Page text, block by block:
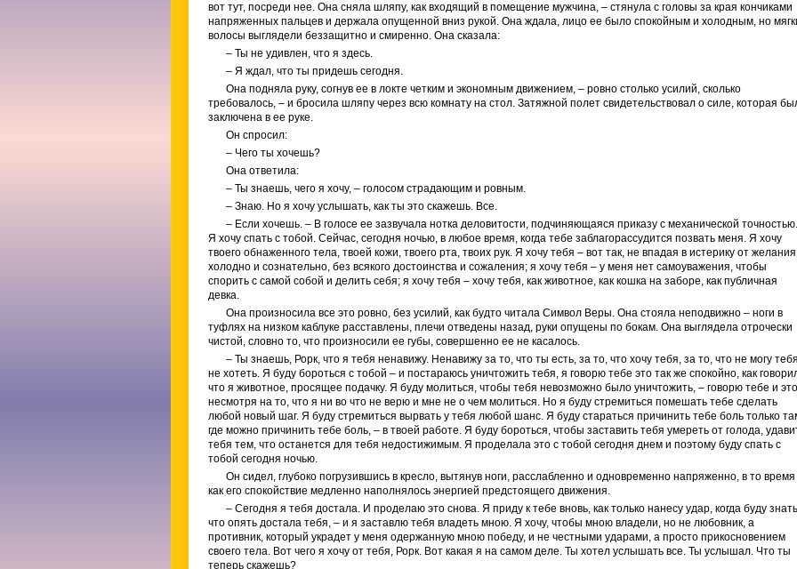
вот тут, посреди нее. Она сняла шляпу, как входящий в помещение мужчина, – стянула с головы за края кончиками
напряженных пальцев и держала опущенной вниз рукой. Она ждала, лицо ее было спокойным и холодным, но
волосы выглядели беззащитно и смиренно. Она сказала:
– Ты не удивлен, что я здесь.
– Я ждал, что ты придешь сегодня.
Она подняла руку, согнув ее в локте четким и экономным движением, – ровно столько усилий, сколько
требовалось, – и бросила шляпу через всю комнату на стол. Затяжной полет свидетельствовал о силе, которая
заключена в ее руке.
Он спросил:
– Чего ты хочешь?
Она ответила:
– Ты знаешь, чего я хочу, – голосом страдающим и ровным.
– Знаю. Но я хочу услышать, как ты это скажешь. Все.
– Если хочешь. – В голосе ее зазвучала нотка деловитости, подчиняющаяся приказу с механической
Я хочу спать с тобой. Сейчас, сегодня ночью, в любое время, когда тебе заблагорассудится позвать меня. Я хочу
твоего обнаженного тела, твоей кожи, твоего рта, твоих рук. Я хочу тебя – вот так, не впадая в истерику от
холодно и сознательно, без всякого достоинства и сожаления; я хочу тебя – у меня нет самоуважения, чтобы
спорить с самой собой и делить себя; я хочу тебя – хочу тебя, как животное, как кошка на заборе, как публичная
девка.
Она произносила все это ровно, без усилий, как будто читала Символ Веры. Она стояла неподвижно – ноги в
туфлях на низком каблуке расставлены, плечи отведены назад, руки опущены по бокам. Она выглядела отрочески
чистой, словно то, что произносили ее губы, совершенно ее не касалось.
– Ты знаешь, Рорк, что я тебя ненавижу. Ненавижу за то, что ты есть, за то, что хочу тебя, за то, что не могу тебя
не хотеть. Я буду бороться с тобой – и постараюсь уничтожить тебя, я говорю тебе это так же спокойно, как
что я животное, просящее подачку. Я буду молиться, чтобы тебя невозможно было уничтожить, – говорю тебе и
несмотря на то, что я ни во что не верю и мне не о чем молиться. Но я буду стремиться помешать тебе сделать
любой новый шаг. Я буду стремиться вырвать у тебя любой шанс. Я буду стараться причинить тебе боль только
где можно причинить тебе боль, – в твоей работе. Я буду бороться, чтобы заставить тебя умереть от голода,
тебя тем, что останется для тебя недостижимым. Я проделала это с тобой сегодня днем и поэтому буду спать с
тобой сегодня ночью.
Он сидел, глубоко погрузившись в кресло, вытянув ноги, расслабленно и одновременно напряженно, в то время
как его спокойствие медленно наполнялось энергией предстоящего движения.
– Сегодня я тебя достала. И проделаю это снова. Я приду к тебе вновь, как только нанесу удар, когда буду
что опять достала тебя, – и я заставлю тебя владеть мною. Я хочу, чтобы мною владели, но не любовник, а
противник, который украдет у меня одержанную мною победу, и не честными ударами, а просто прикосновением
своего тела. Вот чего я хочу от тебя, Рорк. Вот какая я на самом деле. Ты хотел услышать все. Ты услышал. Что ты
теперь скажешь?